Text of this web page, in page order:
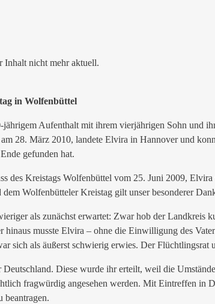
Inhalt nicht mehr aktuell.
in Wolfenbüttel
Aufenthalt mit ihrem vierjährigen Sohn und
28. März 2010, landete Elvira in Hannover und
gefunden hat.
Kreistags Wolfenbüttel vom 25. Juni 2009,
Wolfenbütteler Kreistag gilt unser besonderer
als zunächst erwartet: Zwar hob der
musste Elvira – ohne die Einwilligung des
sich als äußerst schwierig erwies. Der
Diese wurde ihr erteilt, weil die
fragwürdig angesehen werden. Mit Eintreffen in
beantragen.